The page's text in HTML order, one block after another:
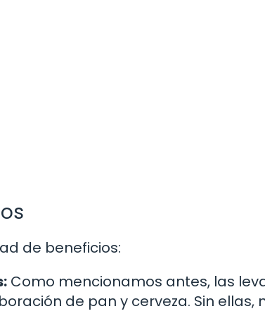
de beneficios:
Como mencionamos antes, las
de pan y cerveza. Sin ellas,